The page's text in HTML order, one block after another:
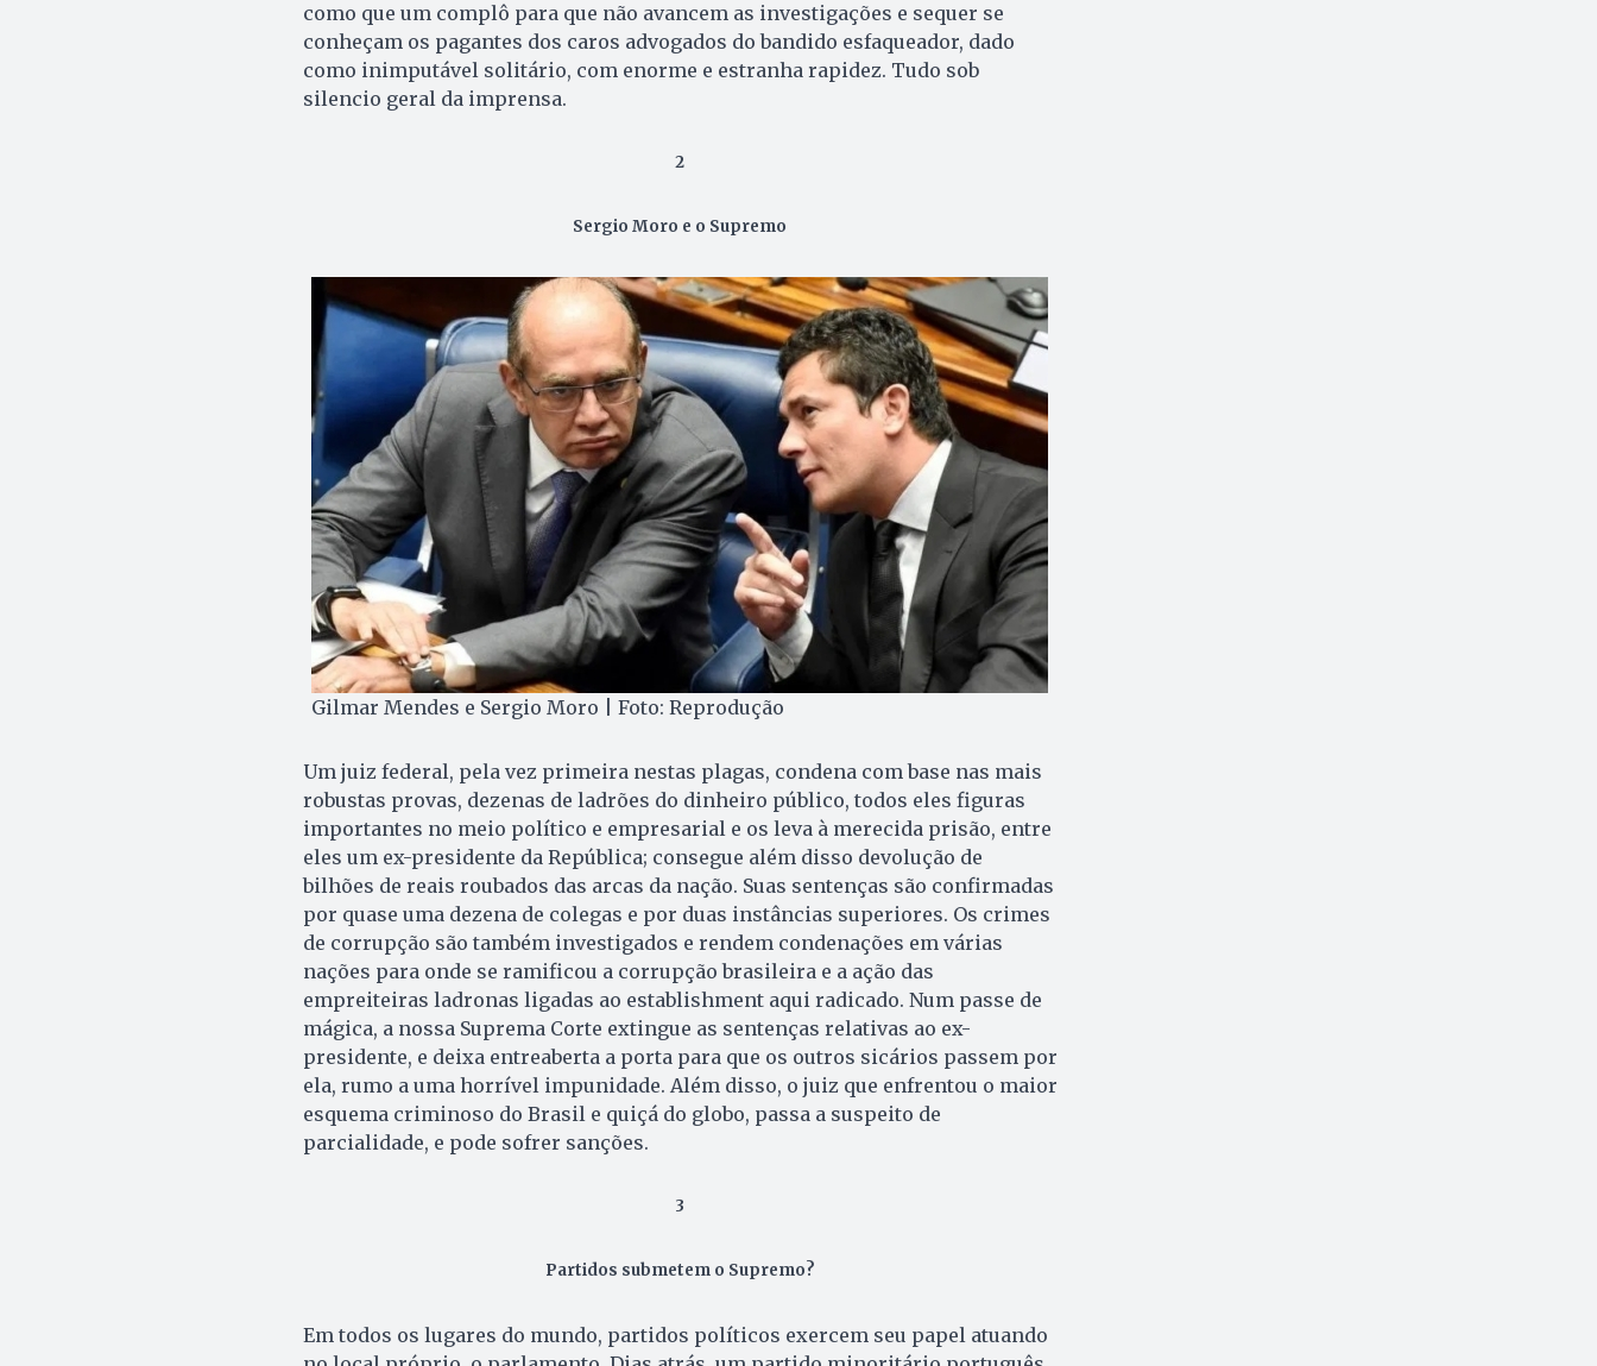
como que um complô para que não avancem as investigações e sequer se
conheçam os pagantes dos caros advogados do bandido esfaqueador, dado
como inimputável solitário, com enorme e estranha rapidez. Tudo sob
silencio geral da imprensa.
2
Sergio Moro e o Supremo
Gilmar Mendes e Sergio Moro | Foto: Reprodução
Um juiz federal, pela vez primeira nestas plagas, condena com base nas mais
robustas provas, dezenas de ladrões do dinheiro público, todos eles figuras
importantes no meio político e empresarial e os leva à merecida prisão, entre
eles um ex-presidente da República; consegue além disso devolução de
bilhões de reais roubados das arcas da nação. Suas sentenças são confirmadas
por quase uma dezena de colegas e por duas instâncias superiores. Os crimes
de corrupção são também investigados e rendem condenações em várias
nações para onde se ramificou a corrupção brasileira e a ação das
empreiteiras ladronas ligadas ao establishment aqui radicado. Num passe de
mágica, a nossa Suprema Corte extingue as sentenças relativas ao ex-
presidente, e deixa entreaberta a porta para que os outros sicários passem por
ela, rumo a uma horrível impunidade. Além disso, o juiz que enfrentou o maior
esquema criminoso do Brasil e quiçá do globo, passa a suspeito de
parcialidade, e pode sofrer sanções.
3
Partidos submetem o Supremo?
Em todos os lugares do mundo, partidos políticos exercem seu papel atuando